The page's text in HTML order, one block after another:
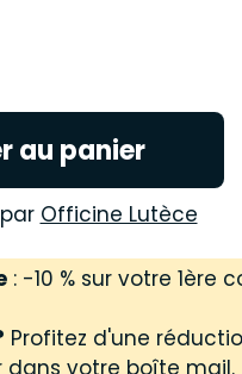
au panier
Officine Lutèce
: -10 % sur votre 1ère
Profitez d'une
dans votre boîte mail.